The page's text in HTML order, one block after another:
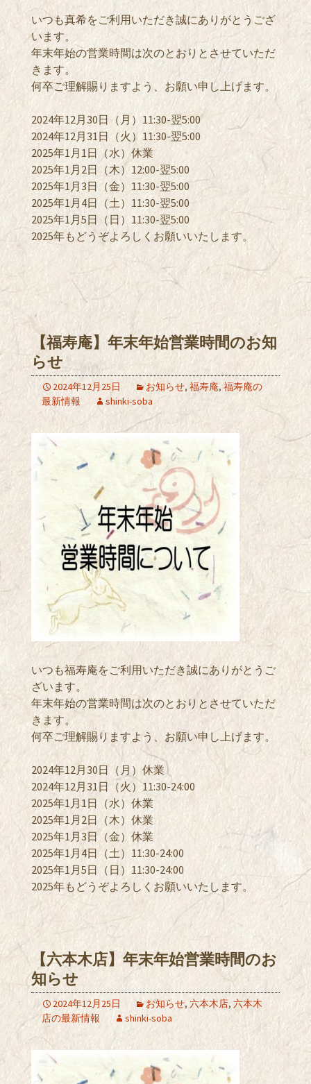
いつも真希をご利用いただき誠にありがとうござ
います。
年末年始の営業時間は次のとおりとさせていただ
きます。
何卒ご理解賜りますよう、お願い申し上げます。
2024年12月30日（月）11:30-翌5:00
2024年12月31日（火）11:30-翌5:00
2025年1月1日（水）休業
2025年1月2日（木）12:00-翌5:00
2025年1月3日（金）11:30-翌5:00
2025年1月4日（土）11:30-翌5:00
2025年1月5日（日）11:30-翌5:00
2025年もどうぞよろしくお願いいたします。
【福寿庵】年末年始営業時間のお知
らせ
2024年12月25日 お知らせ, 福寿庵,福寿庵の
最新情報
shinki-soba
いつも福寿庵をご利用いただき誠にありがとうご
ざいます。
年末年始の営業時間は次のとおりとさせていただ
きます。
何卒ご理解賜りますよう、お願い申し上げます。
2024年12月30日（月）休業
2024年12月31日（火）11:30-24:00
2025年1月1日（水）休業
2025年1月2日（木）休業
2025年1月3日（金）休業
2025年1月4日（土）11:30-24:00
2025年1月5日（日）11:30-24:00
2025年もどうぞよろしくお願いいたします。
【六本木店】年末年始営業時間のお
知らせ
2024年12月25日 お知らせ, 六本木店, 六本木
店の最新情報
shinki-soba